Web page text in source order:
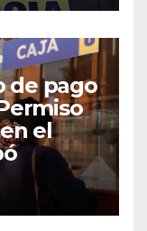
de pago
el